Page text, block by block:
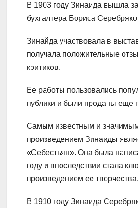
В 1903 году Зинаида вышла
бухгалтера Бориса
Зинайда участвовала в
получала положительные
критиков.
Ее работы пользовались
публики и были проданы еще
Самым известным и
произведением Зинаиды
«Себестьян». Она была
году и впоследствии стала
произведением ее творчества.
В 1910 году Зинаида